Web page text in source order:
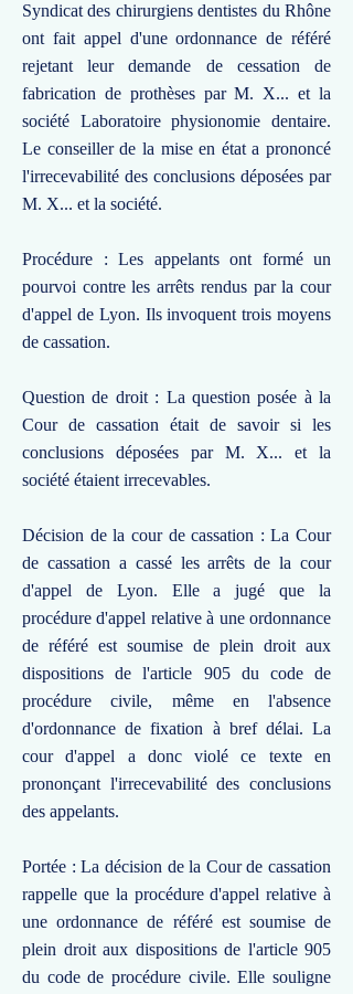
Syndicat des chirurgiens dentistes du Rhône
ont fait appel d'une ordonnance de référé
rejetant leur demande de cessation de
fabrication de prothèses par M. X... et la
société Laboratoire physionomie dentaire.
Le conseiller de la mise en état a prononcé
l'irrecevabilité des conclusions déposées par
M. X... et la société.
Procédure : Les appelants ont formé un
pourvoi contre les arrêts rendus par la cour
d'appel de Lyon. Ils invoquent trois moyens
de cassation.
Question de droit : La question posée à la
Cour de cassation était de savoir si les
conclusions déposées par M. X... et la
société étaient irrecevables.
Décision de la cour de cassation : La Cour
de cassation a cassé les arrêts de la cour
d'appel de Lyon. Elle a jugé que la
procédure d'appel relative à une ordonnance
de référé est soumise de plein droit aux
dispositions de l'article 905 du code de
procédure civile, même en l'absence
d'ordonnance de fixation à bref délai. La
cour d'appel a donc violé ce texte en
prononçant l'irrecevabilité des conclusions
des appelants.
Portée : La décision de la Cour de cassation
rappelle que la procédure d'appel relative à
une ordonnance de référé est soumise de
plein droit aux dispositions de l'article 905
du code de procédure civile. Elle souligne